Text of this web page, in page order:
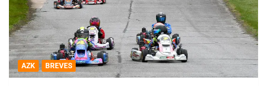
AZK BREVES